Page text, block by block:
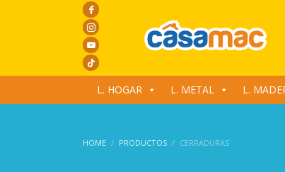
L. HOGAR L. METAL L.
HOME PRODUCTOS CERRADURAS